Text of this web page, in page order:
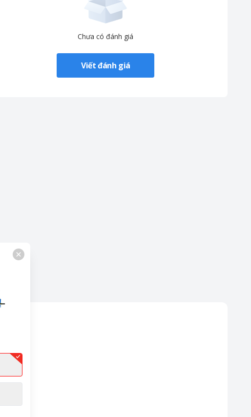
Chưa có đánh giá
Viết đánh giá